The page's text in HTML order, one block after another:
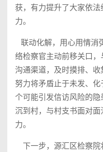
获，有力提升了大家依
力。
联动化解，用心用情消
络检察官主动前移关口
沟通渠道，及时摸排、收
努力将矛盾止于未发、
个可能引发信访风险的
沉到村，与村支书面对
力。
下一步，源汇区检察院